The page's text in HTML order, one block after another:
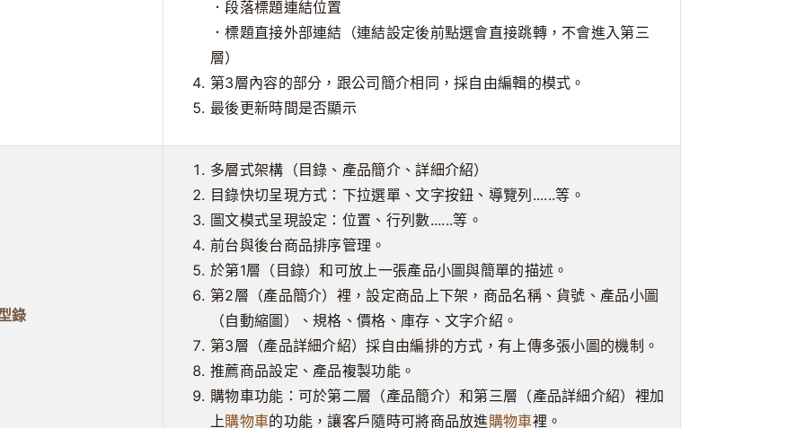
．段落標題連結位置
．標題直接外部連結（連結設定後前點選會直接跳轉，不會進入第三
層）
第3層內容的部分，跟公司簡介相同，採自由編輯的模式。
最後更新時間是否顯示
錄
多層式架構（目錄、產品簡介、詳細介紹）
目錄快切呈現方式：下拉選單、文字按鈕、導覽列......等。
圖文模式呈現設定：位置、行列數......等。
前台與後台商品排序管理。
於第1層（目錄）和可放上一張產品小圖與簡單的描述。
第2層（產品簡介）裡，設定商品上下架，商品名稱、貨號、產品小圖
（自動縮圖）、規格、價格、庫存、文字介紹。
第3層（產品詳細介紹）採自由編排的方式，有上傳多張小圖的機制。
推薦商品設定、產品複製功能。
購物車功能：可於第二層（產品簡介）和第三層（產品詳細介紹）裡加
上購物車的功能，讓客戶隨時可將商品放進購物車裡。